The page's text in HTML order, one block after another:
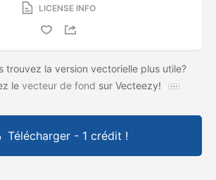
LICENSE INFO
trouvez la version vectorielle plus utile?
le vecteur de fond sur Vecteezy!
Télécharger - 1 crédit !